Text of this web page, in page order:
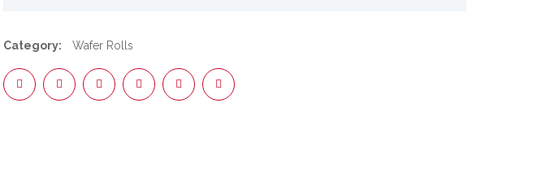
Category: Wafer Rolls